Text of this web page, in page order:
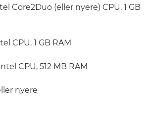
Core2Duo (eller nyere) CPU, 1 GB
CPU, 1 GB RAM
CPU, 512 MB RAM
nyere